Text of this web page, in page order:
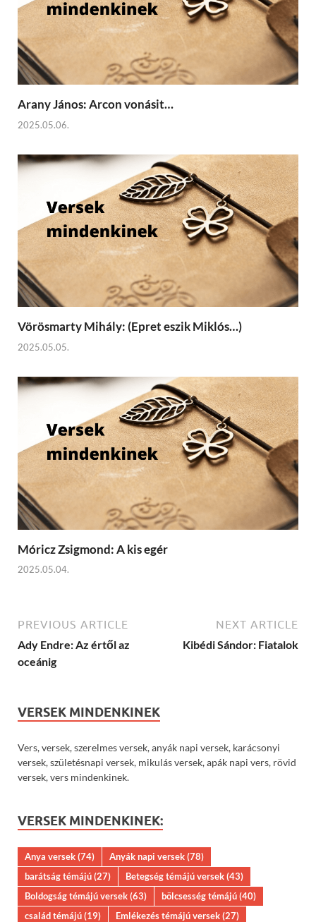
Arany János: Arcon vonásit…
2025.05.06.
Vörösmarty Mihály: (Epret eszik Miklós…)
2025.05.05.
Móricz Zsigmond: A kis egér
2025.05.04.
PREVIOUS ARTICLE
Ady Endre: Az értől az
oceánig
NEXT ARTICLE
Kibédi Sándor: Fiatalok
VERSEK MINDENKINEK
Vers, versek, szerelmes versek, anyák napi versek, karácsonyi
versek, születésnapi versek, mikulás versek, apák napi vers, rövid
versek, vers mindenkinek.
VERSEK MINDENKINEK:
Anya versek(74) Anyák napi versek(78)
barátság témájú(27) Betegség témájú versek(43)
Boldogság témájú versek(63) bölcsesség témájú(40)
család témájú(19) Emlékezés témájú versek(27)